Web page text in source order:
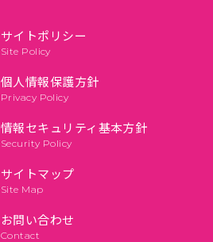
サイトポリシー
Site Policy
個人情報保護方針
Privacy Policy
情報セキュリティ基本方針
Security Policy
サイトマップ
Site Map
お問い合わせ
Contact